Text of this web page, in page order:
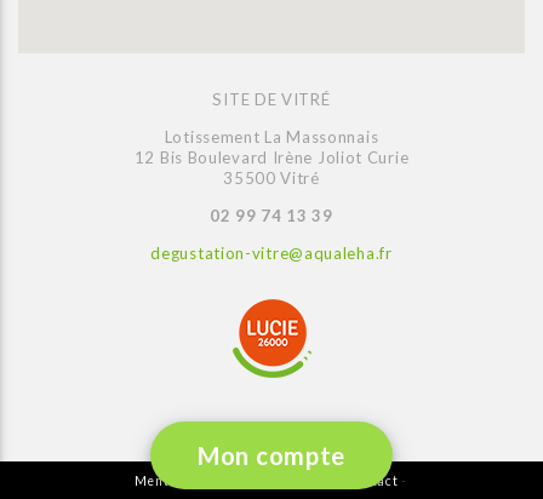
Mon compte
SITE DE VITRÉ
Lotissement La Massonnais
12 Bis Boulevard Irène Joliot Curie
35500 Vitré
02 99 74 13 39
degustation-vitre@aqualeha.fr
Mentions légales Contact